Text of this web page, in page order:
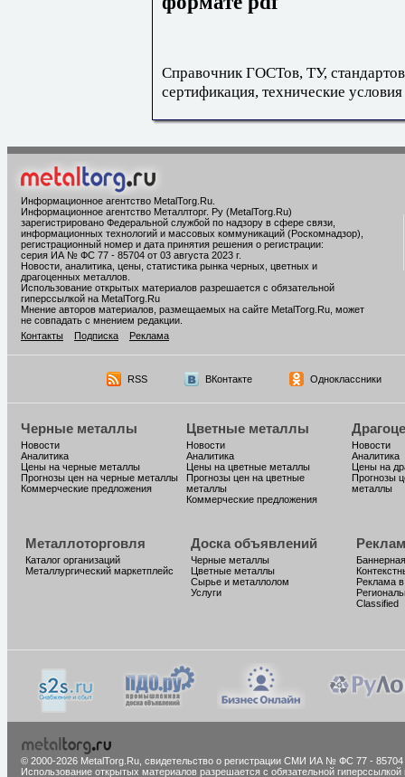
Справочник ГОСТов, ТУ,
сертификация, технические условия
Информационное агентство MetalTorg.Ru
Информационное агентство Металлторг. Ру (MetalTorg.Ru)
зарегистрировано Федеральной службой по надзору в сфере связи,
информационных технологий и массовых коммуникаций (Роскомнадзор),
регистрационный номер и дата принятия решения о регистрации:
серия ИА № ФС 77 - 85704 от 03 августа 2023 г.
Новости, аналитика, цены, статистика рынка черных, цветных и
драгоценных металлов.
Использование открытых материалов разрешается с обязательной
гиперссылкой на MetalTorg.Ru
Мнение авторов материалов, размещаемых на сайте MetalTorg.Ru, может
не совпадать с мнением редакции.
Контакты
Подписка Реклама
RSS ВКонтакте Одноклассники
Черные металлы
Новости
Аналитика
Цены на черные металлы
Прогнозы цен на черные металлы
Коммерческие предложения
Цветные металлы
Новости
Аналитика
Цены на цветные металлы
Прогнозы цен на цветные
металлы
Коммерческие предложения
Новости
Аналитика
Цены на
Прогнозы
металлы
Металлоторговля
Каталог организаций
Металлургический маркетплейс
Доска объявлений
Черные металлы
Цветные металлы
Сырье и металлолом
Услуги
Реклама
Classified
© 2000-2026 MetalTorg.Ru, cвидетельство о регистрации СМИ ИА № ФС 77 - 85704
Использование открытых материалов разрешается с обязательной гиперссылкой